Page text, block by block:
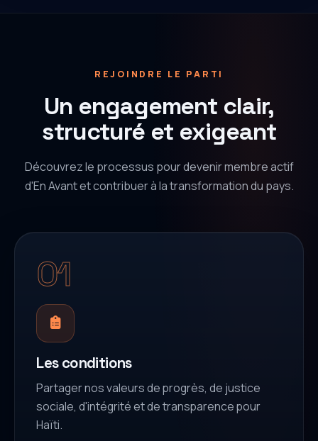
REJOINDRE LE PARTI
Un engagement clair,
structuré et exigeant
Découvrez le processus pour devenir membre actif
d'En Avant et contribuer à la transformation du pays.
01
Les conditions
Partager nos valeurs de progrès, de justice
sociale, d'intégrité et de transparence pour
Haïti.